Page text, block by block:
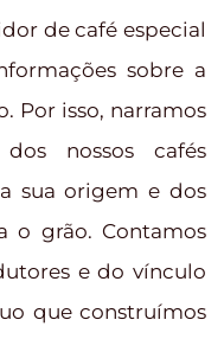
de café especial
sobre a
Por isso, narramos
nossos cafés
sua origem e dos
o grão. Contamos
e do vínculo
que construímos